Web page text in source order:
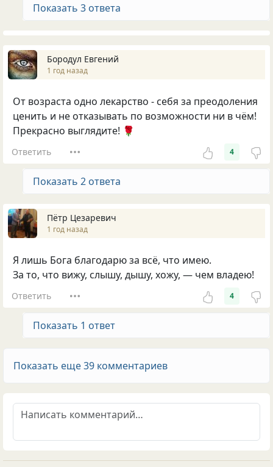
Показать 3 ответа
Бородул Евгений
1 год назад
От возраста одно лекарство - себя за преодоления
ценить и не отказывать по возможности ни в чём!
Прекрасно выглядите! 🌹
Ответить 4
Показать 2 ответа
Пётр Цезаревич
1 год назад
Я лишь Бога благодарю за всё, что имею.
За то, что вижу, слышу, дышу, хожу, — чем владею!
Ответить 4
Показать 1 ответ
Показать еще 39 комментариев